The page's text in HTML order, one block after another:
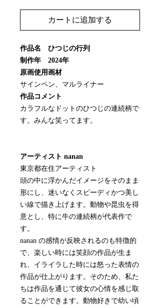
カートに追加する
作品名 ひつじの行列
制作年 2024年
原画使用画材
サインペン、マルライナー
作品コメント
カラフルなドットのひつじの連続柄で
す。みんな笑ってます。
アーティスト nanan
東京都在住アーティスト
頭の中に浮かんだイメージをそのまま
形にし、迷いなくスピーディかつ美し
い線で描き上げます。動物や昆虫を得
意とし、特に牛の連続柄が代表作で
す。
nanan の感情が反映されるのも特徴的
で、楽しい時には笑顔の作品が生ま
れ、イライラした時には怒った表情の
作品が仕上がります。そのため、私た
ちは作品を通じて彼女の心情を感じ取
ることができます。動物好きで幼い頃